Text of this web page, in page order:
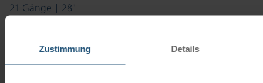
Zustimmung Details
21 Gänge | 28"
seit 1945…